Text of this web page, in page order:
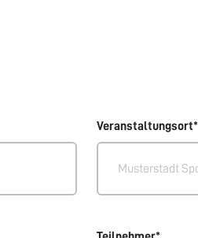
Veranstaltungsort*